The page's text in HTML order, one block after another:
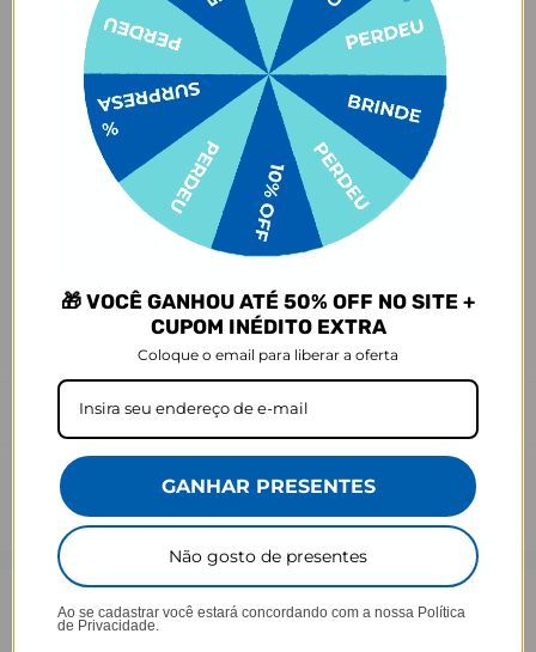
pedido, e o item é criado exclusivamente com a estampa
selecionada, mesmo quando não há customização com nome
- Por isso, é super importante conferir com atenção todos os
detalhes antes de finalizar a compra, como modelo, estampa e
variações escolhidas.
- Após o início da produção,
não é possível realizar
cancelamentos ou alterações
, pois o produto não pode retornar
- O produto tem uma garantia de 90 dias contra defeitos de
personalização.
*A imagem do produto é ilustrativa e pode variar de tonalidade e
cor de acordo com a configuração de cada tela.
Prazo de Postagem
Opinião dos consumidores
🎁 VOCÊ GANHOU ATÉ 50% OFF NO SITE +
CUPOM INÉDITO EXTRA
Coloque o email para liberar a oferta
GANHAR PRESENTES
Não gosto de presentes
Ao se cadastrar você estará concordando com a nossa Política
de Privacidade.